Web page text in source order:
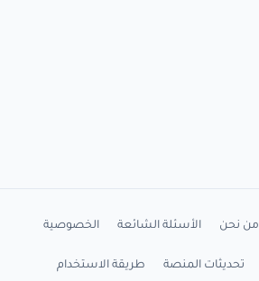
من نحن الأسئلة الشائعة الخصوصية
تحديثات المنصة طريقة الاستخدام